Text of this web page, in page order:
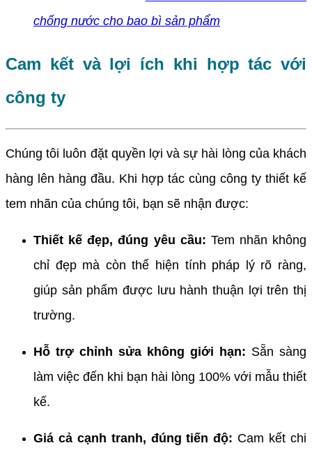
chống nước cho bao bì sản phẩm
Cam kết và lợi ích khi hợp tác với
công ty
Chúng tôi luôn đặt quyền lợi và sự hài lòng của khách
hàng lên hàng đầu. Khi hợp tác cùng công ty thiết kế
tem nhãn của chúng tôi, bạn sẽ nhận được:
Thiết kế đẹp, đúng yêu cầu: Tem nhãn không
chỉ đẹp mà còn thể hiện tính pháp lý rõ ràng,
giúp sản phẩm được lưu hành thuận lợi trên thị
trường.
Hỗ trợ chỉnh sửa không giới hạn: Sẵn sàng
làm việc đến khi bạn hài lòng 100% với mẫu thiết
kế.
Giá cả cạnh tranh, đúng tiến độ: Cam kết chi